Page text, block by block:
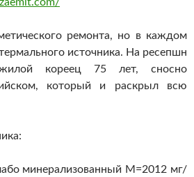
ремонта, но в каждом
источника. На ресепшн
кореец 75 лет, сносно
который и раскрыл всю
минерализованный М=2012 мг/